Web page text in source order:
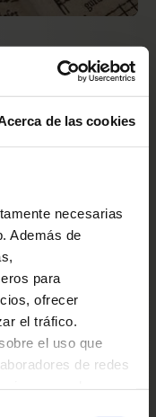
de las cookies
necesarias
Además de
para
ofrecer
el tráfico.
el uso que
de redes